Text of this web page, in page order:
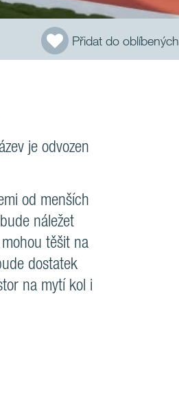
Přidat do oblíbených
je odvozen
od menších
náležet
těšit na
dostatek
na mytí kol i